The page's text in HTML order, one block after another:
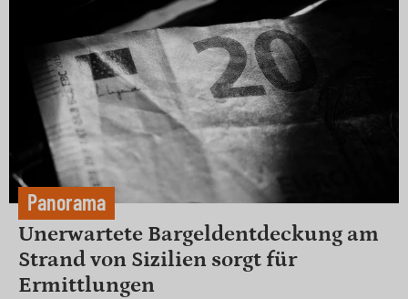
Panorama
Unerwartete Bargeldentdeckung am
Strand von Sizilien sorgt für
Ermittlungen